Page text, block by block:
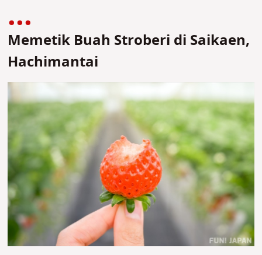
Memetik Buah Stroberi di Saikaen,
Hachimantai